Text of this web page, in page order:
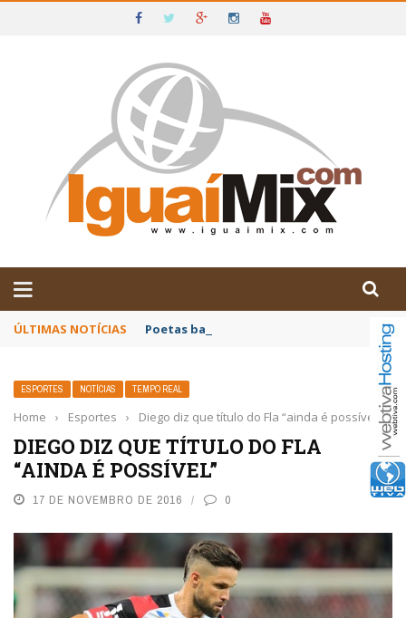
IGUAÍ E SUDOESTE DA BAHIA
ÚLTIMAS NOTÍCIAS Poetas baianos representam o Brasil no
ESPORTES NOTÍCIAS TEMPO REAL
Home › Esportes › Diego diz que título do Fla “ainda é possível”
DIEGO DIZ QUE TÍTULO DO FLA
“AINDA É POSSÍVEL”
17 DE NOVEMBRO DE 2016 0